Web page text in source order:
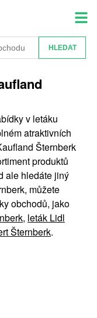
v letáku
atraktivních
Šternberk
produktů
ale hledáte jiný
můžete
obchodů, jako
, leták Lidl
Šternberk.